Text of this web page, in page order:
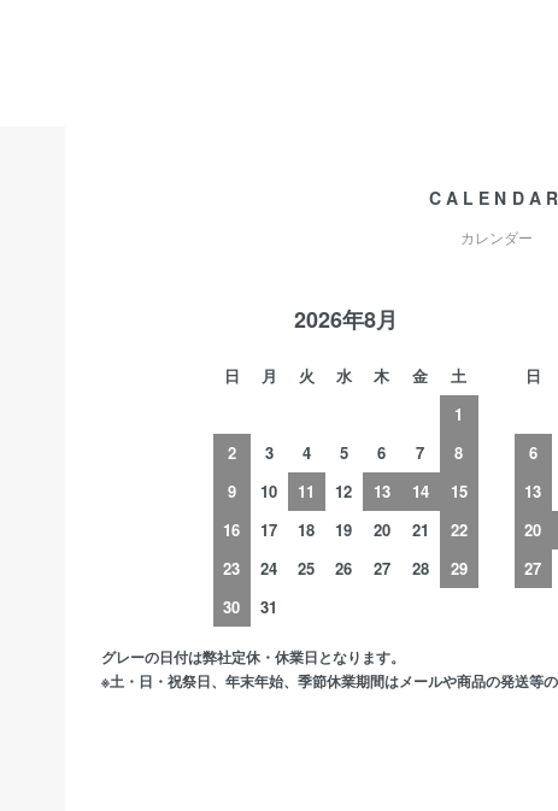
CALENDAR
カレンダー
2026年8月
日 月 火 水 木 金
土
1
2
3 4 5 6 7
8
9
10 11 12 13 14
15
16
17 18 19 20 21
22
23
24 25 26 27 28
29
30
31
日
6
13
20
27
グレーの日付は弊社定休・休業日となります。
※土・日・祝祭日、年末年始、季節休業期間はメールや商品の発送等